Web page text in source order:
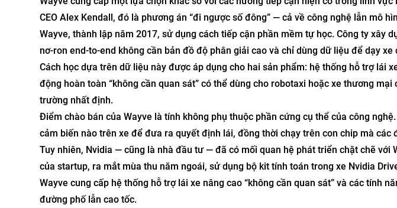
CEO Alex Kendall, đó là phương án “đi ngược số đông” — cả về công nghệ lẫn mô
Wayve, thành lập năm 2017, sử dụng cách tiếp cận phần mềm tự học. Công ty xây
nơ-ron end-to-end không cần bản đồ độ phân giải cao và chỉ dùng dữ liệu để dạy xe
Cách học dựa trên dữ liệu này được áp dụng cho hai sản phẩm: hệ thống hỗ trợ lái
động hoàn toàn “không cần quan sát” có thể dùng cho robotaxi hoặc xe thương
trường nhất định.
Điểm chào bán của Wayve là tính không phụ thuộc phần cứng cụ thể của công
cảm biến nào trên xe để đưa ra quyết định lái, đồng thời chạy trên con chip mà các
Tuy nhiên, Nvidia — cũng là nhà đầu tư — đã có mối quan hệ phát triển chặt chẽ với
của startup, ra mắt mùa thu năm ngoái, sử dụng bộ kit tính toán trong xe Nvidia
Wayve cung cấp hệ thống hỗ trợ lái xe nâng cao “không cần quan sát” và các tính
đường phố lẫn cao tốc.